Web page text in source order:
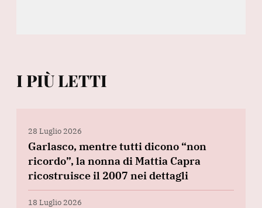
I PIÙ LETTI
28 Luglio 2026
Garlasco, mentre tutti dicono “non
ricordo”, la nonna di Mattia Capra
ricostruisce il 2007 nei dettagli
18 Luglio 2026